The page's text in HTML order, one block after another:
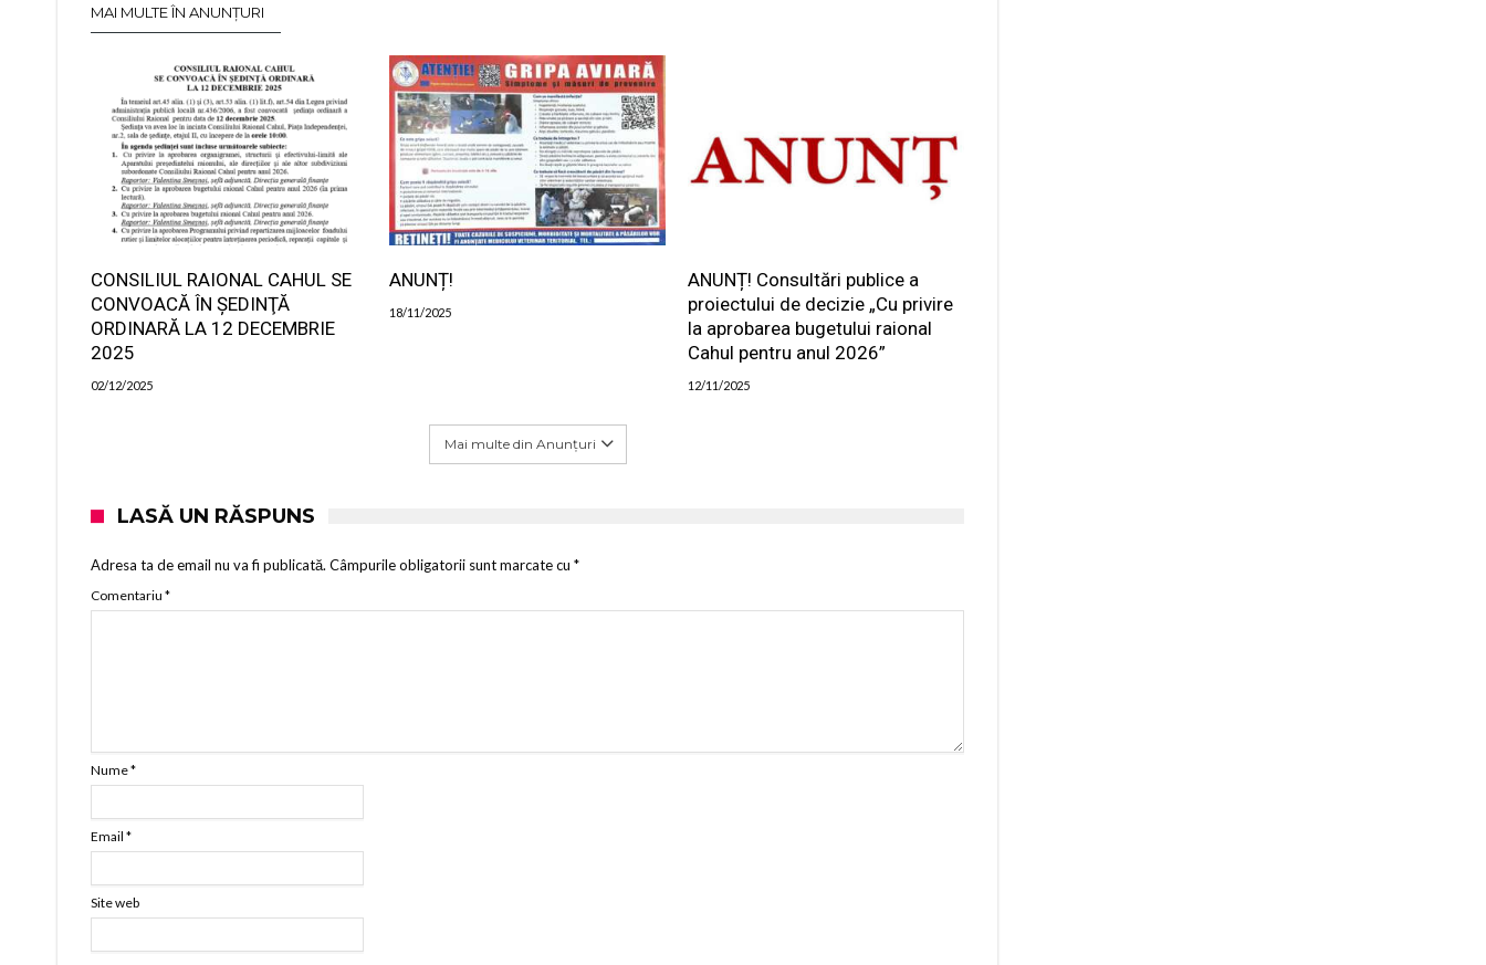
MAI MULTE ÎN ANUNȚURI
CONSILIUL RAIONAL CAHUL SE
CONVOACĂ ÎN ŞEDINŢĂ
ORDINARĂ LA 12 DECEMBRIE
2025
02/12/2025
ANUNȚ!
18/11/2025
ANUNȚ! Consultări publice a
proiectului de decizie „Cu privire
la aprobarea bugetului raional
Cahul pentru anul 2026”
12/11/2025
Mai multe din Anunțuri
LASĂ UN RĂSPUNS
Adresa ta de email nu va fi publicată. Câmpurile obligatorii sunt marcate cu *
Comentariu *
Nume*
Email *
Site web